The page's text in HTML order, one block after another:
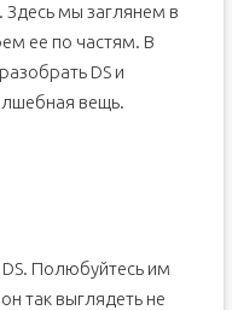
Здесь мы заглянем в
ее по частям. В
DS и
вещь.
Полюбуйтесь им
так выглядеть не